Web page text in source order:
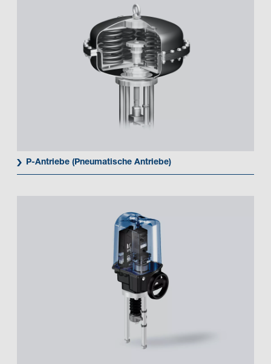
P-Antriebe (Pneumatische Antriebe)